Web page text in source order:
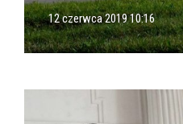
12 czerwca 2019 10:16